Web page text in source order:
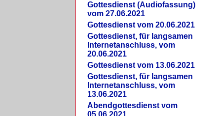
Gottesdienst (Audiofassung)
vom 27.06.2021
Gottesdienst vom 20.06.2021
Gottesdienst, für langsamen
Internetanschluss, vom
20.06.2021
Gottesdienst vom 13.06.2021
Gottesdienst, für langsamen
Internetanschluss, vom
13.06.2021
Abendgottesdienst vom